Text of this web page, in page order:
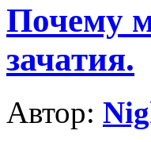
Почему
зачатия.
Автор: